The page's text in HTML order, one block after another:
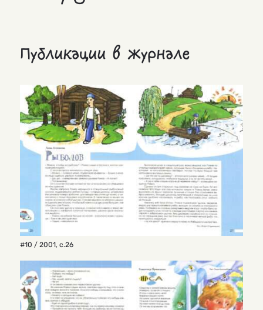
Публикации в журнале
#10 / 2001, с.26